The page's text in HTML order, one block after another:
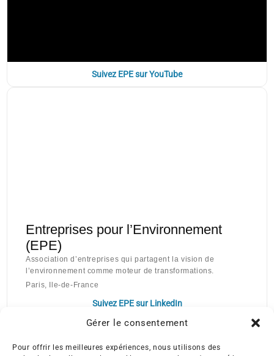
Gérer le consentement
Pour offrir les meilleures expériences, nous utilisons des
Suivez EPE sur YouTube
Entreprises pour l’Environnement
(EPE)
Association d’entreprises qui partagent la vision de
l’environnement comme moteur de transformations.
Paris, Ile-de-France
Suivez EPE sur LinkedIn